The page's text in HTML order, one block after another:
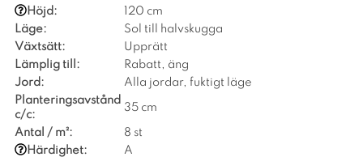
Höjd:
120 cm
Läge:
Sol till halvskugga
Växtsätt:
Upprätt
Lämplig till:
Rabatt, äng
Jord:
Alla jordar, fuktigt läge
Planteringsavstånd
c/c:
35 cm
Antal / m²:
8 st
Härdighet:
A